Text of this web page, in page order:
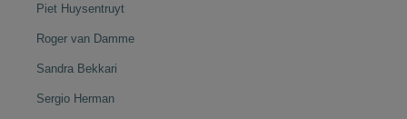
Piet Huysentruyt
Roger van Damme
Sandra Bekkari
Sergio Herman